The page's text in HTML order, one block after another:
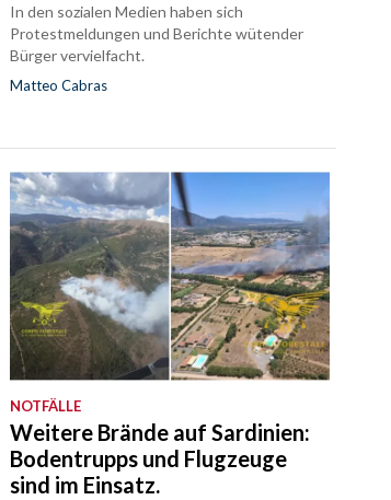
In den sozialen Medien haben sich
Protestmeldungen und Berichte wütender
Bürger vervielfacht.
Matteo Cabras
NOTFÄLLE
Weitere Brände auf Sardinien:
Bodentrupps und Flugzeuge
sind im Einsatz.